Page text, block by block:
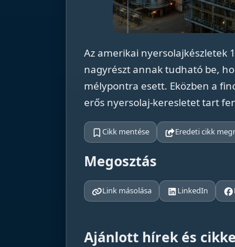
Az amerikai nyersolajkészletek
nagyrészt annak tudható be,
mélypontra esett. Eközben a
erős nyersolaj-keresletet tart
Cikk mentése Eredeti cikk
Megosztás
Link másolása LinkedIn
Ajánlott hírek és